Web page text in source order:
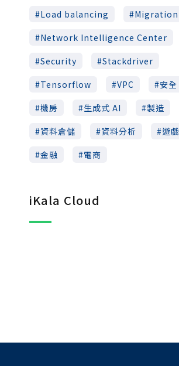
Load balancing
Migration
Network Intelligence Center
Security
Stackdriver
Tensorflow
VPC
安全
機房
生成式 AI
製造
資料倉儲
資料分析
遊戲
金融
電商
iKala Cloud